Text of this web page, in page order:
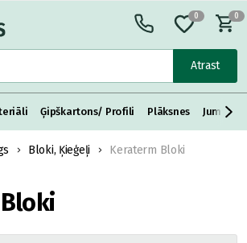
Atrast
0 0
Ģipškartons/ Profili Plāksnes Jumta
Bloki, Ķieģeļi Keraterm Bloki